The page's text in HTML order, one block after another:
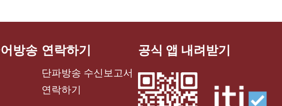
방송 연락하기
단파방송 수신보고서
연락하기
공식 앱 내려받기